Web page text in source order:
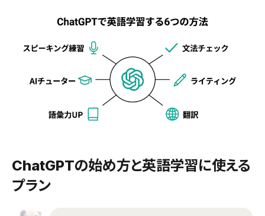
ChatGPTの始め方と英語学習に使える
プラン